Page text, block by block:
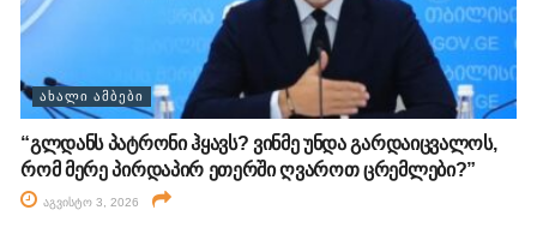
ᲐᲮᲐᲚᲘ ᲐᲛᲑᲔᲑᲘ
“გლდანს პატრონი ჰყავს? ვინმე უნდა გარდაიცვალოს,
რომ მერე პირდაპირ ეთერში ღვაროთ ცრემლები?”
აგვისტო 3, 2026